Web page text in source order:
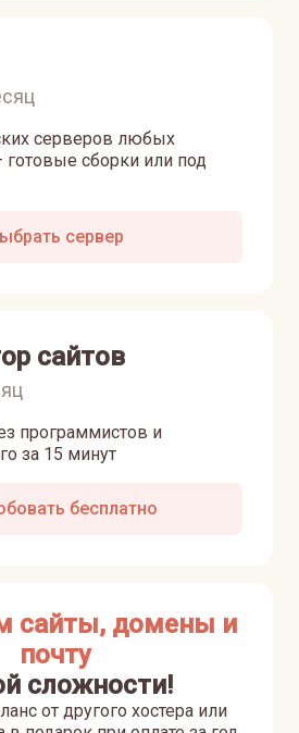
серверов любых
сборки или под
сервер
сайтов
программистов и
за 15 минут
бесплатно
сайты, домены и
почту
сложности!
от другого хостера или